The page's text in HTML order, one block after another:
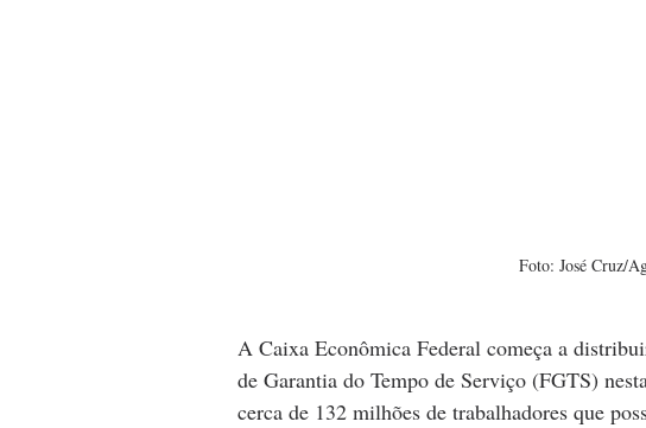
Foto: José Cruz/
A Caixa Econômica Federal começa a
de Garantia do Tempo de Serviço (FGTS)
cerca de 132 milhões de trabalhadores que